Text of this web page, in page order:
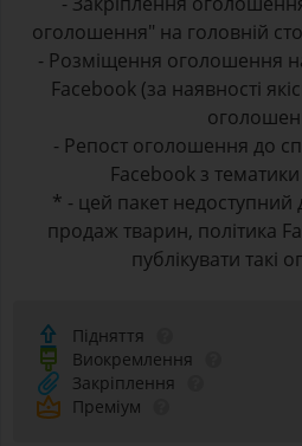
оголошення" на головній
- Розміщення оголошення
Facebook (за наявності
- Репост оголошення до
Facebook з
* - цей пакет
продаж тварин, політика
публікувати такі
Підняття
Виокремлення
Закріплення
Преміум